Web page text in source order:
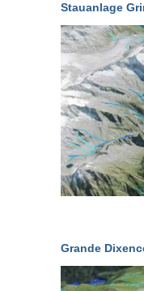
Stauanlage
Grande